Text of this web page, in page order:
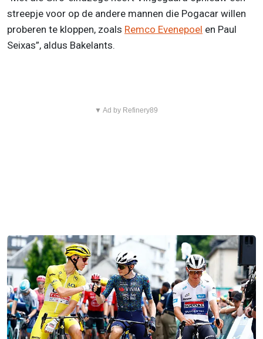
streepje voor op de andere mannen die Pogacar willen
proberen te kloppen, zoals Remco Evenepoel en Paul
Seixas”, aldus Bakelants.
▼ Ad by Refinery89